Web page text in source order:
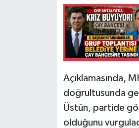
Açıklamasında,
doğrultusunda
Üstün, partide
olduğunu